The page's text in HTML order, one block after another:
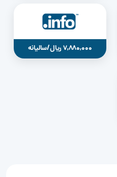
7,880,000 ریال/سالیانه